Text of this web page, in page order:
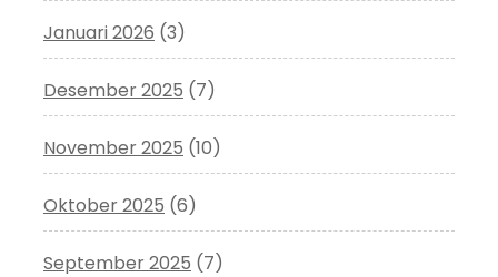
Januari 2026 (3)
Desember 2025 (7)
November 2025 (10)
Oktober 2025 (6)
September 2025 (7)